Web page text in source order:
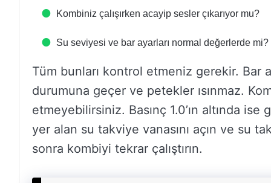
Kombiniz çalışırken acayip sesler çıkarıyor mu?
Su seviyesi ve bar ayarları normal değerlerde mi?
Tüm bunları kontrol etmeniz gerekir. Bar
durumuna geçer ve petekler ısınmaz.
etmeyebilirsiniz. Basınç 1.0’ın altında
yer alan su takviye vanasını açın ve su
sonra kombiyi tekrar çalıştırın.